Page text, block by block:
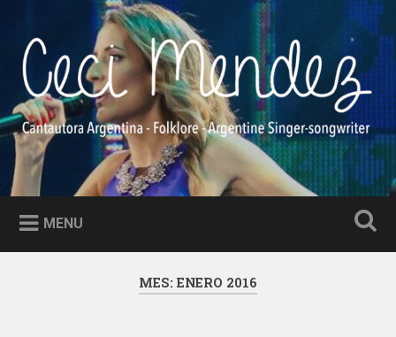
content
Search
Ceci Méndez
Cantautora Argentina – Folklore – Argentine Singer-
songwriter
MENU
MES: ENERO 2016